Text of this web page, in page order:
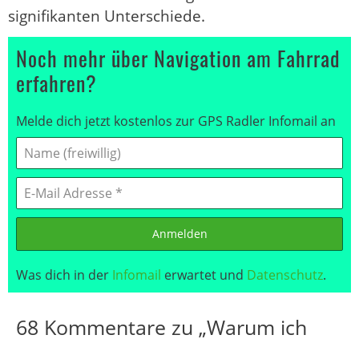
signifikanten Unterschiede.
Noch mehr über Navigation am Fahrrad
erfahren?
Melde dich jetzt kostenlos zur GPS Radler Infomail an
Anmelden
Was dich in der Infomail erwartet und Datenschutz.
68 Kommentare zu „Warum ich